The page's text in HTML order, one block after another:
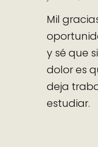
Mil
y sé que
dolor es
deja
estudiar.